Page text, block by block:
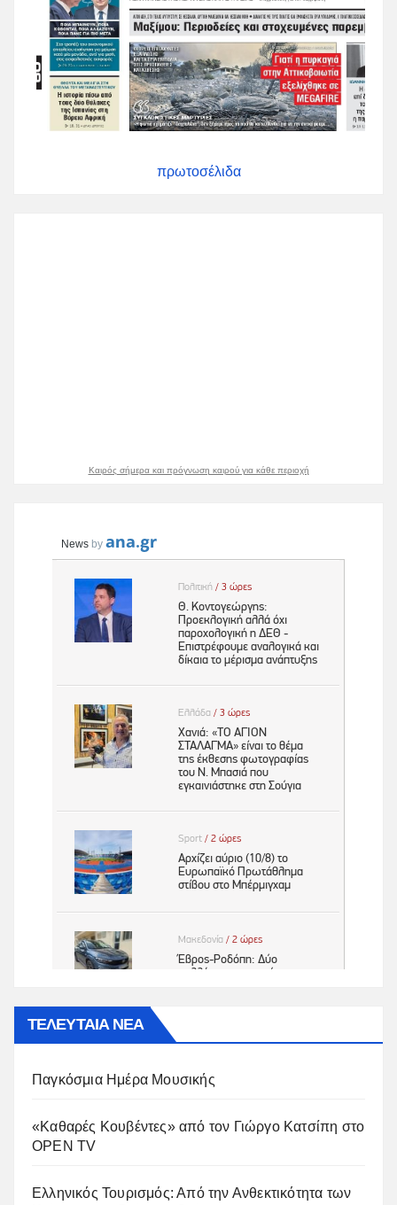
πρωτοσέλιδα
Καιρός σήμερα και πρόγνωση καιρού για κάθε περιοχή
ΤΕΛΕΥΤΑΙΑ ΝΕΑ
Παγκόσμια Ημέρα Μουσικής
«Καθαρές Κουβέντες» από τον Γιώργο Κατσίπη στο
OPEN TV
Ελληνικός Τουρισμός: Από την Ανθεκτικότητα των